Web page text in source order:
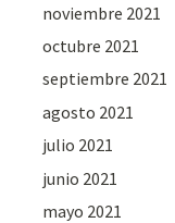
noviembre 2021
octubre 2021
septiembre 2021
agosto 2021
julio 2021
junio 2021
mayo 2021